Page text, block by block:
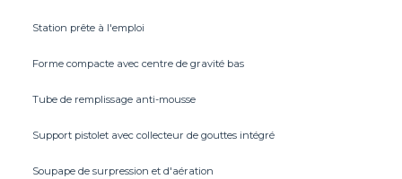
Station prête à l'emploi
Forme compacte avec centre de gravité bas
Tube de remplissage anti-mousse
Support pistolet avec collecteur de gouttes intégré
Soupape de surpression et d'aération